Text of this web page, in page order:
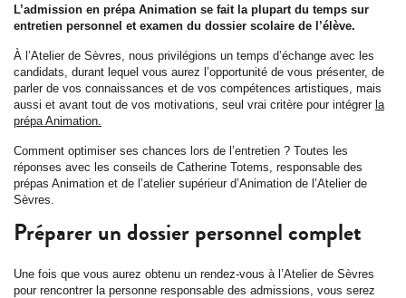
L’admission en prépa Animation se fait la plupart du temps sur
entretien personnel et examen du dossier scolaire de l’élève.
À l’Atelier de Sèvres, nous privilégions un temps d’échange avec les
candidats, durant lequel vous aurez l’opportunité de vous présenter, de
parler de vos connaissances et de vos compétences artistiques, mais
aussi et avant tout de vos motivations, seul vrai critère pour intégrer la
prépa Animation.
Comment optimiser ses chances lors de l’entretien ? Toutes les
réponses avec les conseils de Catherine Totems, responsable des
prépas Animation et de l’atelier supérieur d’Animation de l’Atelier de
Sèvres.
Préparer un dossier personnel complet
Une fois que vous aurez obtenu un rendez-vous à l’Atelier de Sèvres
pour rencontrer la personne responsable des admissions, vous serez